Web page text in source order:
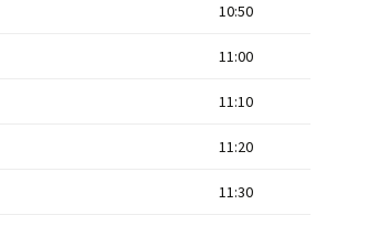
10:50
11:00
11:10
11:20
11:30